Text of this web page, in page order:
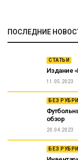
ПОСЛЕДНИЕ
СТАТЬИ
Издание
11.05.2023
БЕЗ
обзор
20.04.2023
БЕЗ